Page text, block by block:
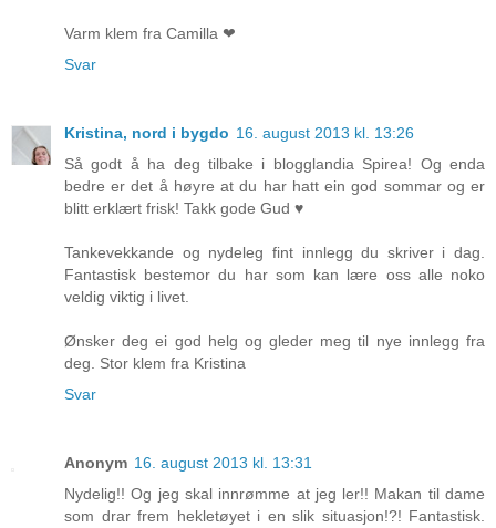
Varm klem fra Camilla ❤
Svar
Kristina, nord i bygdo 16. august 2013 kl. 13:26
Så godt å ha deg tilbake i blogglandia Spirea! Og enda
bedre er det å høyre at du har hatt ein god sommar og er
blitt erklært frisk! Takk gode Gud ♥
Tankevekkande og nydeleg fint innlegg du skriver i dag.
Fantastisk bestemor du har som kan lære oss alle noko
veldig viktig i livet.
Ønsker deg ei god helg og gleder meg til nye innlegg fra
deg. Stor klem fra Kristina
Svar
Anonym 16. august 2013 kl. 13:31
Nydelig!! Og jeg skal innrømme at jeg ler!! Makan til dame
som drar frem hekletøyet i en slik situasjon!?! Fantastisk.